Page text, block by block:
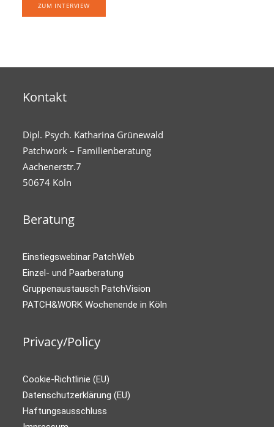
ZUM INTERVIEW
Kontakt
Dipl. Psych. Katharina Grünewald
Patchwork – Familienberatung
Aachenerstr.7
50674 Köln
Beratung
Einstiegswebinar PatchWeb
Einzel- und Paarberatung
Gruppenaustausch PatchVision
PATCH&WORK Wochenende in Köln
Privacy/Policy
Cookie-Richtlinie (EU)
Datenschutzerklärung (EU)
Haftungsausschluss